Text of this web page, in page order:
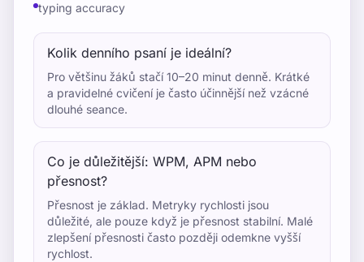
typing accuracy
Kolik denního psaní je ideální?
Pro většinu žáků stačí 10–20 minut denně. Krátké
a pravidelné cvičení je často účinnější než vzácné
dlouhé seance.
Co je důležitější: WPM, APM nebo
přesnost?
Přesnost je základ. Metryky rychlosti jsou
důležité, ale pouze když je přesnost stabilní. Malé
zlepšení přesnosti často později odemkne vyšší
rychlost.